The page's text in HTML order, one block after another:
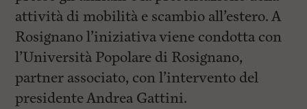
attività di mobilità e scambio all’estero. A
Rosignano l’iniziativa viene condotta con
l’Università Popolare di Rosignano,
partner associato, con l’intervento del
presidente Andrea Gattini.